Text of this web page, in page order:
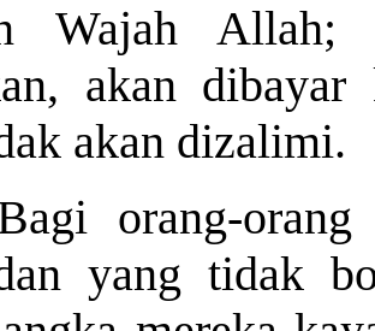
Wajah Allah;
, akan dibayar
akan dizalimi.
orang-
yang tidak